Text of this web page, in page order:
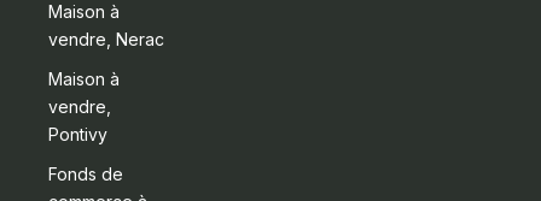
Maison à
vendre, Nerac
Maison à
vendre,
Pontivy
Fonds de